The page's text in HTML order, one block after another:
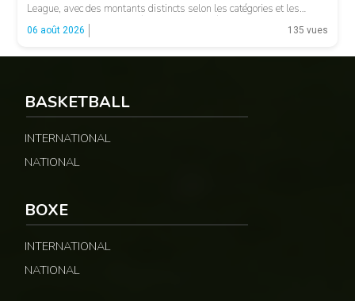
League, avec des montants distincts selon les catégories et les
fonctions. LA SUITE APRÈS LA PUBLICITÉ Selon les informations
relayées par Allez Les Lions, […]
06 août 2026 135 vues
BASKETBALL
INTERNATIONAL
NATIONAL
BOXE
INTERNATIONAL
NATIONAL